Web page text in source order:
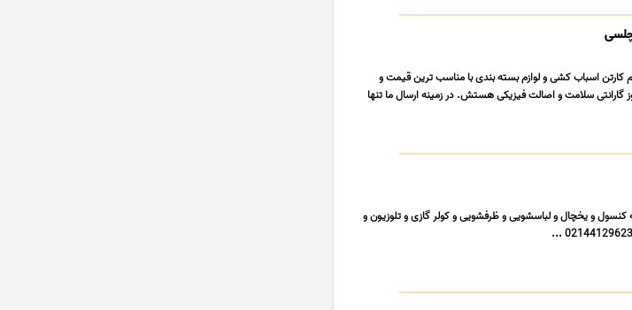
اسباب کشی و لوازم بسته بندی با مناسب ترین قیمت و
کیفیت در خدمت شماست . تمامی محصولات دارای 7 روز گارانتی سلامت و اصالت فیزیکی هستش. در زمینه ارسال ما تنها
کنسول و یخچال و لباسشویی و ظرفشویی و کولر گازی و تلوزیون و